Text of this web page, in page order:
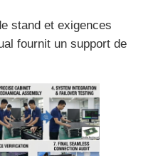
stand et exigences
fournit un support de